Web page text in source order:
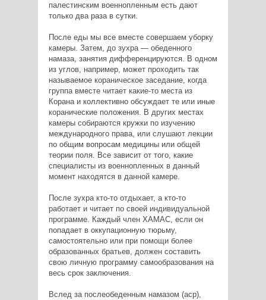
палестинским военнопленным есть дают
только два раза в сутки.
После еды мы все вместе совершаем уборку
камеры. Затем, до зухра — обеденного
намаза, занятия дифференцируются. В одном
из углов, например, может проходить так
называемое кораническое заседание, когда
группа вместе читает какие-то места из
Корана и коллективно обсуждает те или иные
коранические положения. В других местах
камеры собираются кружки по изучению
международного права, или слушают лекции
по общим вопросам медицины или общей
теории поля. Все зависит от того, какие
специалисты из военнопленных в данный
момент находятся в данной камере.
После зухра кто-то отдыхает, а кто-то
работает и читает по своей индивидуальной
программе. Каждый член ХАМАС, если он
попадает в оккупационную тюрьму,
самостоятельно или при помощи более
образованных братьев, должен составить
свою личную программу самообразования на
весь срок заключения.
Вслед за послеобеденным намазом (аср),